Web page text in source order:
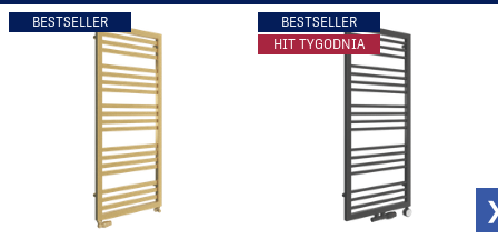
1019 560
1095 560
1172 560
1248 560
BESTSELLER
BESTSELLER
HIT TYGODNIA